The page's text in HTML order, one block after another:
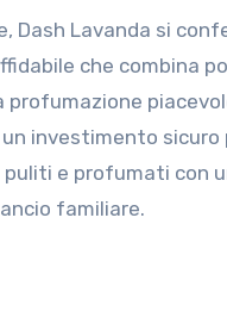
Dash Lavanda si
che combina
profumazione
investimento sicuro
puliti e profumati con
familiare.